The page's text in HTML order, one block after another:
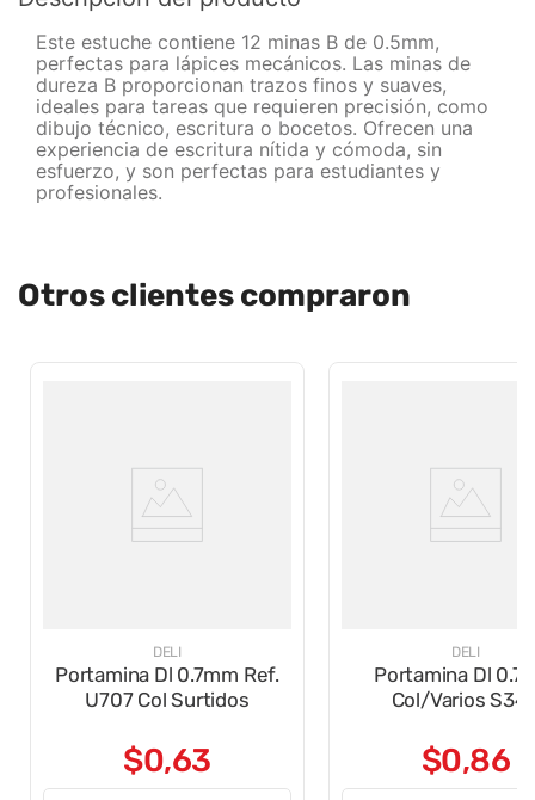
Este estuche contiene 12 minas B de 0.5mm,
perfectas para lápices mecánicos. Las minas de
dureza B proporcionan trazos finos y suaves,
ideales para tareas que requieren precisión, como
dibujo técnico, escritura o bocetos. Ofrecen una
experiencia de escritura nítida y cómoda, sin
esfuerzo, y son perfectas para estudiantes y
profesionales.
Otros clientes compraron
DELI
Portamina Dl 0.7mm Ref.
U707 Col Surtidos
$0,63
DELI
Portamina Dl
Col/Varios
$0,86